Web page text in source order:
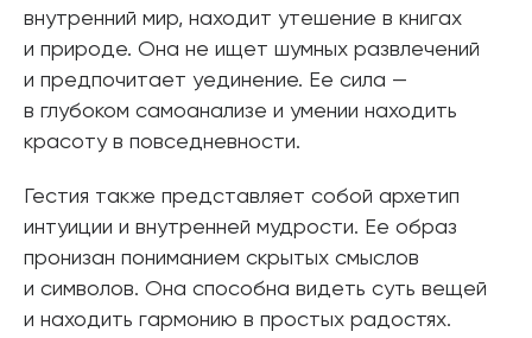
внутренний мир, находит утешение в книгах
и природе. Она не ищет шумных развлечений
и предпочитает уединение. Ее сила —
в глубоком самоанализе и умении находить
красоту в повседневности.
Гестия также представляет собой архетип
интуиции и внутренней мудрости. Ее образ
пронизан пониманием скрытых смыслов
и символов. Она способна видеть суть вещей
и находить гармонию в простых радостях.